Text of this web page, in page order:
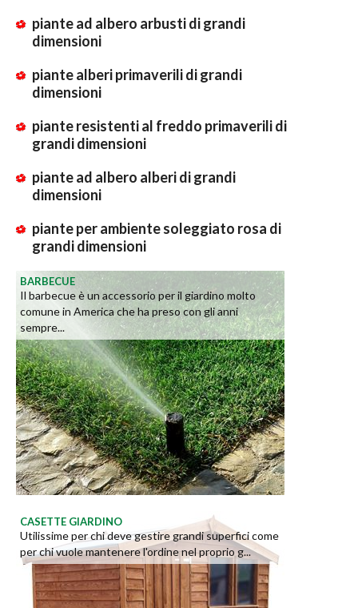
piante ad albero arbusti di grandi
dimensioni
piante alberi primaverili di grandi
dimensioni
piante resistenti al freddo primaverili di
grandi dimensioni
piante ad albero alberi di grandi
dimensioni
piante per ambiente soleggiato rosa di
grandi dimensioni
BARBECUE
Il barbecue è un accessorio per il giardino molto
comune in America che ha preso con gli anni
sempre...
CASETTE GIARDINO
Utilissime per chi deve gestire grandi superfici come
per chi vuole mantenere l'ordine nel proprio g...